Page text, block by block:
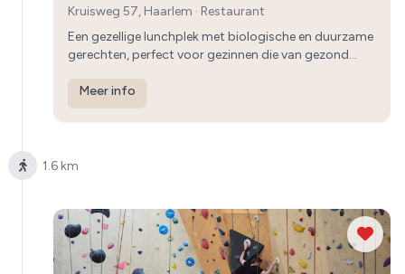
Kruisweg 57, Haarlem · Restaurant
Een gezellige lunchplek met biologische en duurzame
gerechten, perfect voor gezinnen die van gezond
Meer info
1.6 km